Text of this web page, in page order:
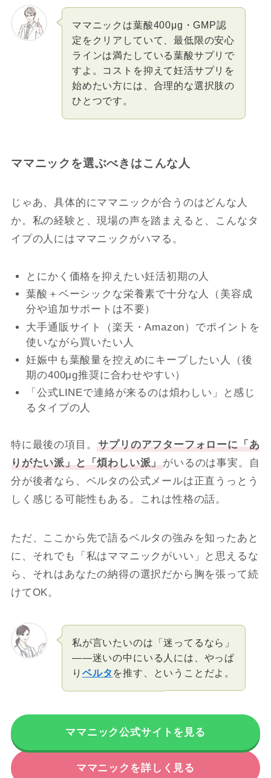
ママニックは葉酸400μg・GMP認
定をクリアしていて、最低限の安心
ラインは満たしている葉酸サプリで
すよ。コストを抑えて妊活サプリを
始めたい方には、合理的な選択肢の
ひとつです。
ママニックを選ぶべきはこんな人
じゃあ、具体的にママニックが合うのはどんな人
か。私の経験と、現場の声を踏まえると、こんなタ
イプの人にはママニックがハマる。
とにかく価格を抑えたい妊活初期の人
葉酸＋ベーシックな栄養素で十分な人（美容成
分や追加サポートは不要）
大手通販サイト（楽天・Amazon）でポイントを
使いながら買いたい人
妊娠中も葉酸量を控えめにキープしたい人（後
期の400μg推奨に合わせやすい）
「公式LINEで連絡が来るのは煩わしい」と感じ
るタイプの人
特に最後の項目。サプリのアフターフォローに「あ
りがたい派」と「煩わしい派」がいるのは事実。自
分が後者なら、ベルタの公式メールは正直うっとう
しく感じる可能性もある。これは性格の話。
ただ、ここから先で語るベルタの強みを知ったあと
に、それでも「私はママニックがいい」と思えるな
ら、それはあなたの納得の選択だから胸を張って続
けてOK。
私が言いたいのは「迷ってるなら」
――迷いの中にいる人には、やっぱ
り ベルタ を推す、ということだよ。
ママニック公式サイトを見る
ママニックを詳しく見る